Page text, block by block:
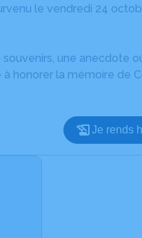
le vendredi 24
une anecdote
honorer la mémoire de
Je rends